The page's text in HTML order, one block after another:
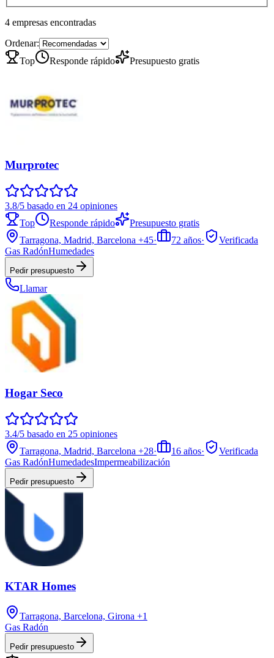
4 empresas encontradas
Ordenar:
Top
Responde rápido Presupuesto gratis
Murprotec
3.8/5 basado en 24 opiniones
Top
Responde rápido
Presupuesto gratis
Tarragona, Madrid, Barcelona +45· 72 años·
Verificada
Gas RadónHumedades
Pedir presupuesto
Llamar
Hogar Seco
3.4/5 basado en 25 opiniones
Tarragona, Madrid, Barcelona +28· 16 años·
Verificada
Gas RadónHumedadesImpermeabilización
Pedir presupuesto
KTAR Homes
Tarragona, Barcelona, Girona +1
Gas Radón
Pedir presupuesto